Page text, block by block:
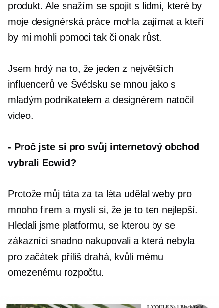
produkt. Ale snažím se spojit s lidmi, které by
moje designérská práce mohla zajímat a kteří
by mi mohli pomoci tak či onak růst.
Jsem hrdý na to, že jeden z největších
influencerů ve Švédsku se mnou jako s
mladým podnikatelem a designérem natočil
video.
- Proč jste si pro svůj internetový obchod
vybrali Ecwid?
Protože můj táta za ta léta udělal weby pro
mnoho firem a myslí si, že je to ten nejlepší.
Hledali jsme platformu, se kterou by se
zákazníci snadno nakupovali a která nebyla
pro začátek příliš drahá, kvůli mému
omezenému rozpočtu.